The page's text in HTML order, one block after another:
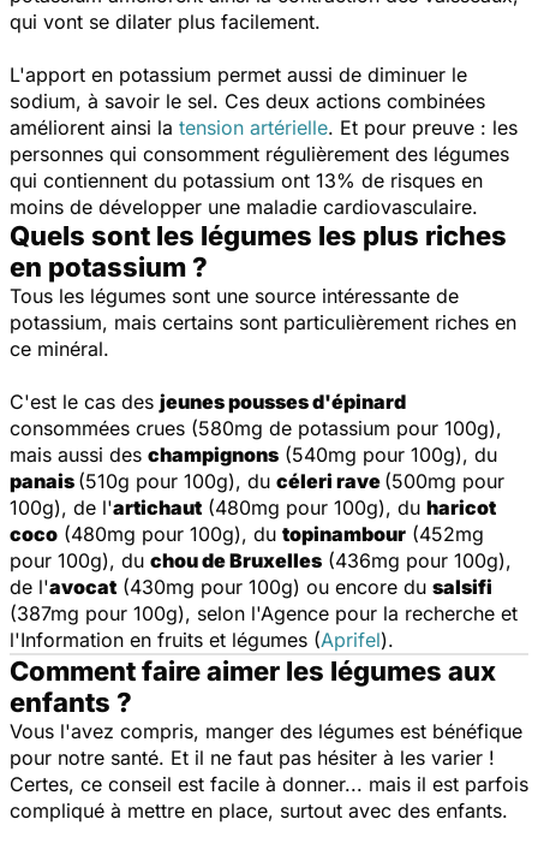
qui vont se dilater plus facilement.
L'apport en potassium permet aussi de diminuer le
sodium, à savoir le sel. Ces deux actions combinées
améliorent ainsi la tension artérielle. Et pour preuve : les
personnes qui consomment régulièrement des légumes
qui contiennent du potassium ont 13% de risques en
moins de développer une maladie cardiovasculaire.
Quels sont les légumes les plus riches
en potassium ?
Tous les légumes sont une source intéressante de
potassium, mais certains sont particulièrement riches en
ce minéral.
C'est le cas des jeunes pousses d'épinard
consommées crues (580mg de potassium pour 100g),
mais aussi des champignons (540mg pour 100g), du
panais (510g pour 100g), du céleri rave (500mg pour
100g), de l'artichaut (480mg pour 100g), du haricot
coco (480mg pour 100g), du topinambour (452mg
pour 100g), du chou de Bruxelles (436mg pour 100g),
de l'avocat (430mg pour 100g) ou encore du salsifi
(387mg pour 100g), selon l'Agence pour la recherche et
l'Information en fruits et légumes (Aprifel).
Comment faire aimer les légumes aux
enfants ?
Vous l'avez compris, manger des légumes est bénéfique
pour notre santé. Et il ne faut pas hésiter à les varier !
Certes, ce conseil est facile à donner... mais il est parfois
compliqué à mettre en place, surtout avec des enfants.